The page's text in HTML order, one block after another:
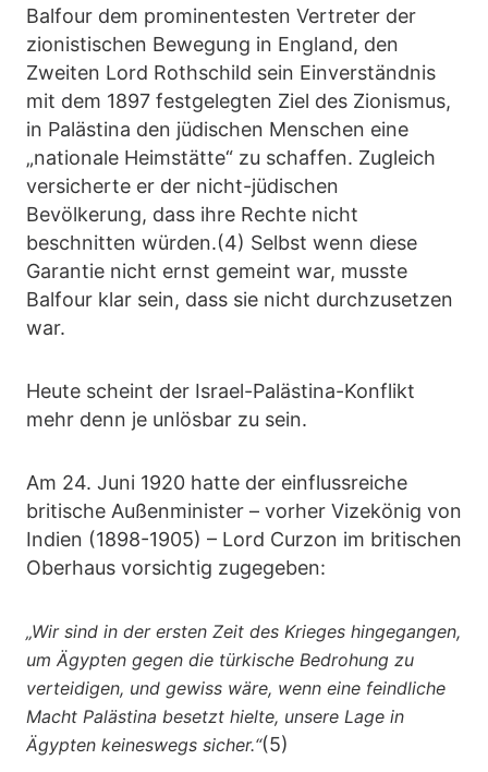
Balfour dem prominentesten Vertreter der
zionistischen Bewegung in England, den
Zweiten Lord Rothschild sein Einverständnis
mit dem 1897 festgelegten Ziel des Zionismus,
in Palästina den jüdischen Menschen eine
„nationale Heimstätte“ zu schaffen. Zugleich
versicherte er der nicht-jüdischen
Bevölkerung, dass ihre Rechte nicht
beschnitten würden.(4) Selbst wenn diese
Garantie nicht ernst gemeint war, musste
Balfour klar sein, dass sie nicht durchzusetzen
war.
Heute scheint der Israel-Palästina-Konflikt
mehr denn je unlösbar zu sein.
Am 24. Juni 1920 hatte der einflussreiche
britische Außenminister – vorher Vizekönig von
Indien (1898-1905) – Lord Curzon im britischen
Oberhaus vorsichtig zugegeben:
„Wir sind in der ersten Zeit des Krieges hingegangen,
um Ägypten gegen die türkische Bedrohung zu
verteidigen, und gewiss wäre, wenn eine feindliche
Macht Palästina besetzt hielte, unsere Lage in
Ägypten keineswegs sicher.“(5)